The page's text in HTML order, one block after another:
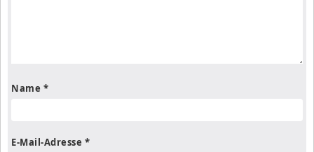
Name *
E-Mail-Adresse *